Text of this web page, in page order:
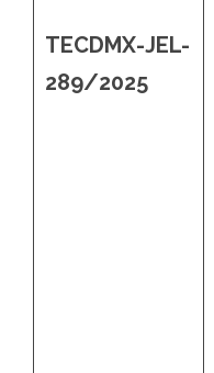
TECDMX-JEL-
289/2025